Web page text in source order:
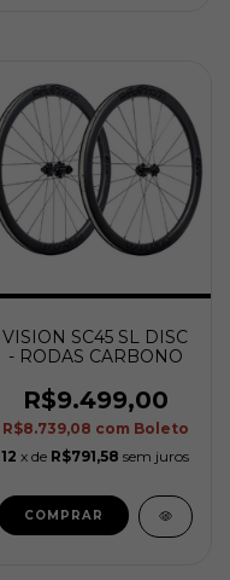
VISION SC45 SL DISC
- RODAS CARBONO
R$9.499,00
R$8.739,08 com Boleto
12 x de R$791,58 sem juros
COMPRAR